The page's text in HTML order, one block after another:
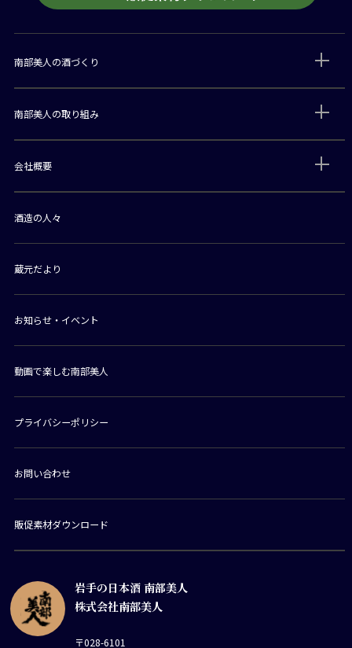
岩手の日本酒 南部美人
株式会社南部美人
〒028-6101
南部美人の酒づくり
南部美人の取り組み
会社概要
酒造の人々
蔵元だより
お知らせ・イベント
動画で楽しむ南部美人
プライバシーポリシー
お問い合わせ
販促素材ダウンロード